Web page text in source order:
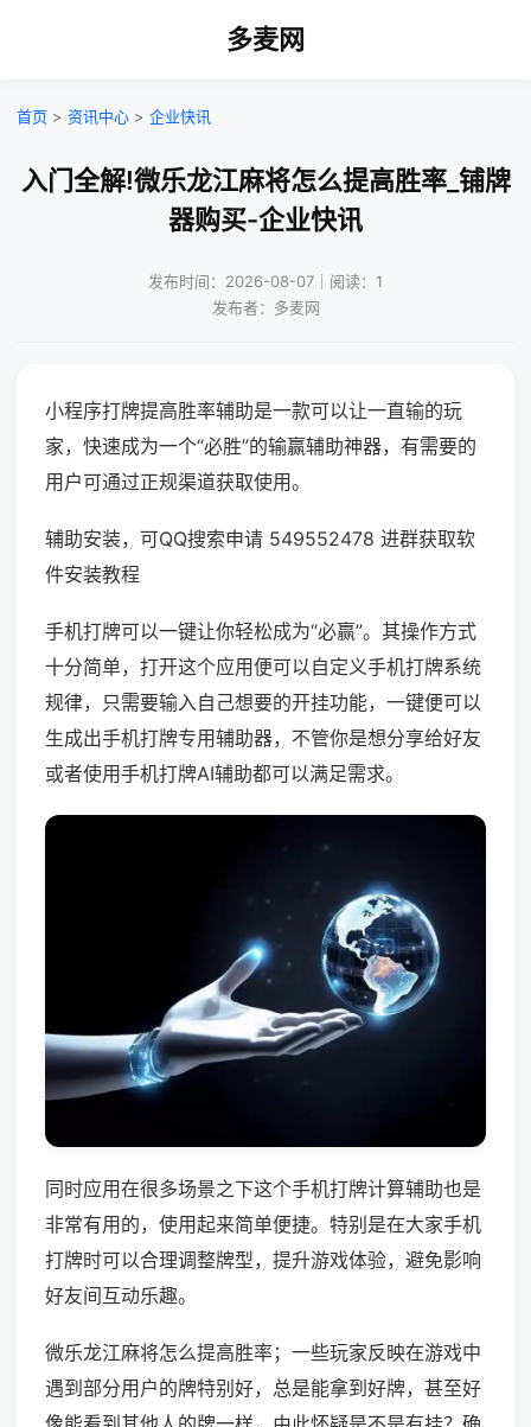
多麦网
首页 > 资讯中心 > 企业快讯
入门全解!微乐龙江麻将怎么提高胜率_铺牌
器购买-企业快讯
发布时间：2026-08-07｜阅读：1
发布者：多麦网
小程序打牌提高胜率辅助是一款可以让一直输的玩
家，快速成为一个“必胜”的输赢辅助神器，有需要的
用户可通过正规渠道获取使用。
辅助安装，可QQ搜索申请 549552478 进群获取软
件安装教程
手机打牌可以一键让你轻松成为“必赢”。其操作方式
十分简单，打开这个应用便可以自定义手机打牌系统
规律，只需要输入自己想要的开挂功能，一键便可以
生成出手机打牌专用辅助器，不管你是想分享给好友
或者使用手机打牌AI辅助都可以满足需求。
同时应用在很多场景之下这个手机打牌计算辅助也是
非常有用的，使用起来简单便捷。特别是在大家手机
打牌时可以合理调整牌型，提升游戏体验，避免影响
好友间互动乐趣。
微乐龙江麻将怎么提高胜率；一些玩家反映在游戏中
遇到部分用户的牌特别好，总是能拿到好牌，甚至好